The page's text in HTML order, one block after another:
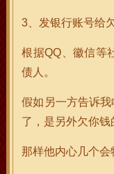
3、发银行账号给
根据QQ、徽信等
债人。
假如另一方告诉
了，是另外欠你钱
那样他内心几个会